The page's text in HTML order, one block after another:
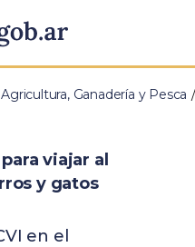
Agricultura, Ganadería y Pesca
viajar al
y gatos
en el